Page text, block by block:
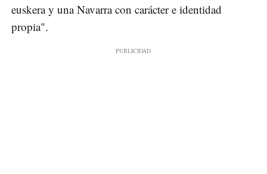
euskera y una Navarra con carácter e identidad
propia".